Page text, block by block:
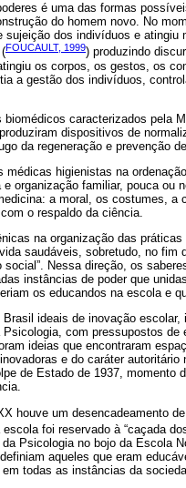
é uma das formas
do homem novo. No
sujeição dos indivíduos e
FOUCAULT, 1999) produzindo
os corpos, os gestos, os
a gestão dos indivíduos,
caracterizados pela
dispositivos de
da regeneração e prevenção
médicas higienistas na
organização familiar, pouca ou
a moral, os costumes,
o respaldo da ciência.
na organização das
saudáveis, sobretudo, no fim
Nessa direção, os
instâncias de poder que
os educandos na escola e
ideais de inovação
com pressupostos
ideias que encontraram
e do caráter
de Estado de 1937, momento
houve um desencadeamento
foi reservado à “caçada
Psicologia no bojo da Escola
aqueles que eram
todas as instâncias da